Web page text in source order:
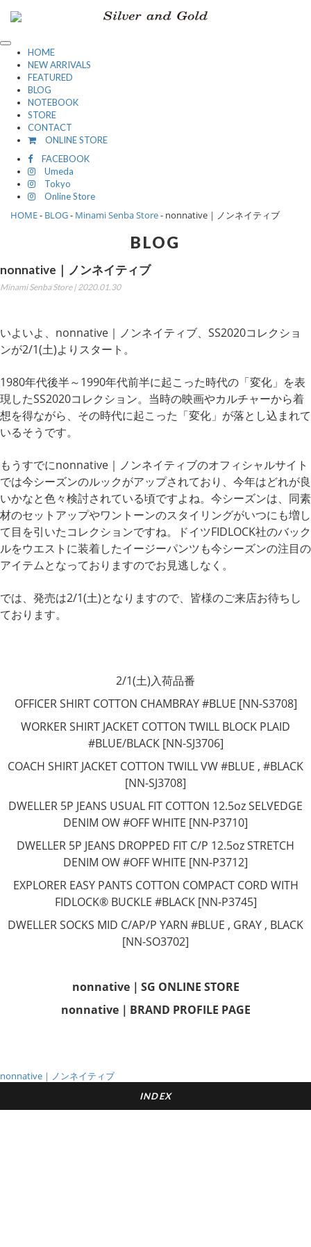
toggle
navigation
HOME
NEW ARRIVALS
FEATURED
BLOG
NOTEBOOK
STORE
CONTACT
ONLINE STORE
FACEBOOK
Umeda
Tokyo
Online Store
HOME- BLOG- Minami Senba Store- nonnative｜ノンネイティブ
BLOG
nonnative｜ノンネイティブ
Minami Senba Store | 2020.01.30
いよいよ、nonnative｜ノンネイティブ、SS2020コレクショ
ンが2/1(土)よりスタート。
1980年代後半～1990年代前半に起こった時代の「変化」を表
現したSS2020コレクション。当時の映画やカルチャーから着
想を得ながら、その時代に起こった「変化」が落とし込まれて
いるそうです。
もうすでにnonnative｜ノンネイティブのオフィシャルサイト
では今シーズンのルックがアップされており、今年はどれが良
いかなと色々検討されている頃ですよね。今シーズンは、同素
材のセットアップやワントーンのスタイリングがいつにも増し
て目を引いたコレクションですね。ドイツFIDLOCK社のバック
ルをウエストに装着したイージーパンツも今シーズンの注目の
アイテムとなっておりますのでお見逃しなく。
では、発売は2/1(土)となりますので、皆様のご来店お待ちし
ております。
2/1(土)入荷品番
OFFICER SHIRT COTTON CHAMBRAY #BLUE [NN-S3708]
WORKER SHIRT JACKET COTTON TWILL BLOCK PLAID
#BLUE/BLACK [NN-SJ3706]
COACH SHIRT JACKET COTTON TWILL VW #BLUE , #BLACK
[NN-SJ3708]
DWELLER 5P JEANS USUAL FIT COTTON 12.5oz SELVEDGE
DENIM OW #OFF WHITE [NN-P3710]
DWELLER 5P JEANS DROPPED FIT C/P 12.5oz STRETCH
DENIM OW #OFF WHITE [NN-P3712]
EXPLORER EASY PANTS COTTON COMPACT CORD WITH
FIDLOCK® BUCKLE #BLACK [NN-P3745]
DWELLER SOCKS MID C/AP/P YARN #BLUE , GRAY , BLACK
[NN-SO3702]
nonnative｜SG ONLINE STORE
nonnative｜BRAND PROFILE PAGE
nonnative｜ノンネイティブ
INDEX